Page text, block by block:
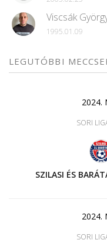
Viscsák
1995.01.09
LEGUTÓBBI
2024.
SORI
SZILASI ÉS
2024.
SORI